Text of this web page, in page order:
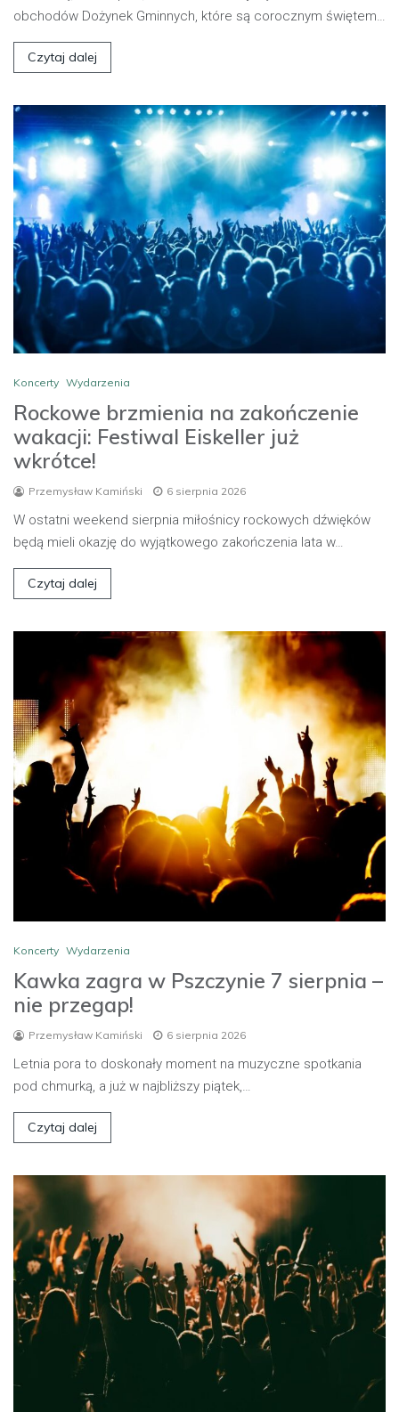
obchodów Dożynek Gminnych, które są corocznym świętem…
Czytaj dalej
Koncerty Wydarzenia
Rockowe brzmienia na zakończenie
wakacji: Festiwal Eiskeller już
wkrótce!
Przemysław Kamiński 6 sierpnia 2026
W ostatni weekend sierpnia miłośnicy rockowych dźwięków
będą mieli okazję do wyjątkowego zakończenia lata w…
Czytaj dalej
Koncerty Wydarzenia
Kawka zagra w Pszczynie 7 sierpnia –
nie przegap!
Przemysław Kamiński 6 sierpnia 2026
Letnia pora to doskonały moment na muzyczne spotkania
pod chmurką, a już w najbliższy piątek,…
Czytaj dalej